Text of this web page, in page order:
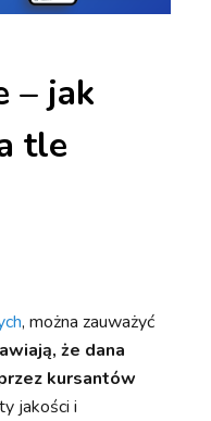
– jak
tle
, można zauważyć
że dana
kursantów
jakości i